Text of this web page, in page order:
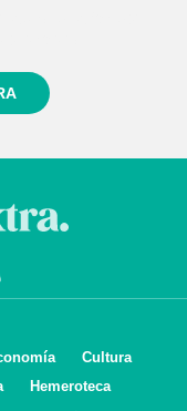
Cultura
Hemeroteca